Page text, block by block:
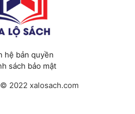
hệ bản quyền
sách bảo mật
2022 xalosach.com